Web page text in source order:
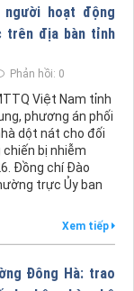
hoạt động
trên địa bàn tỉnh
Phản hồi: 0
Việt Nam tỉnh
phương án phối
dột nát cho đối
bị nhiễm
Đồng chí Đào
trực Ủy ban
Xem tiếp
Đông Hà: trao